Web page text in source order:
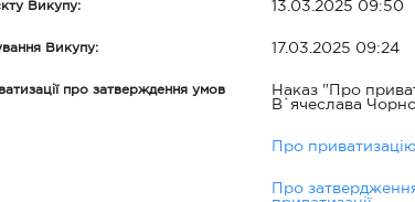
Викупу: 13.03.2025 09:50
Викупу: 17.03.2025 09:24
про затверждення умов
Наказ "Про
В`ячеслава
Про
Про